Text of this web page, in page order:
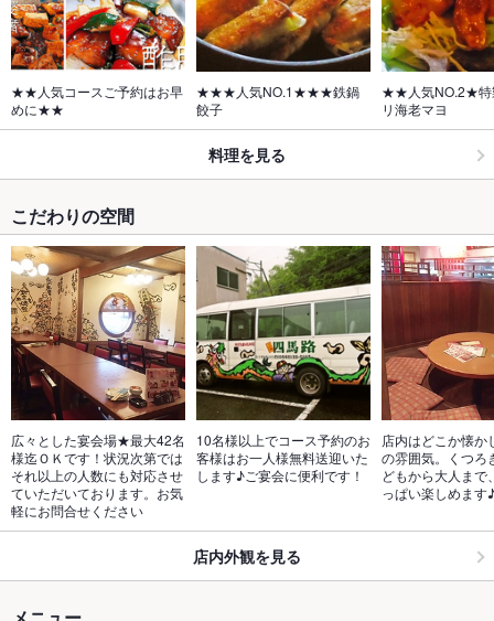
★★人気コースご予約はお早
めに★★
★★★人気NO.1★★★鉄鍋
餃子
★★人気NO.2★特
リ海老マヨ
料理を見る
こだわりの空間
広々とした宴会場★最大42名
様迄ＯＫです！状況次第では
それ以上の人数にも対応させ
ていただいております。お気
軽にお問合せください
10名様以上でコース予約のお
客様はお一人様無料送迎いた
します♪ご宴会に便利です！
店内はどこか懐か
の雰囲気。くつろ
どもから大人まで
っぱい楽しめます
店内外観を見る